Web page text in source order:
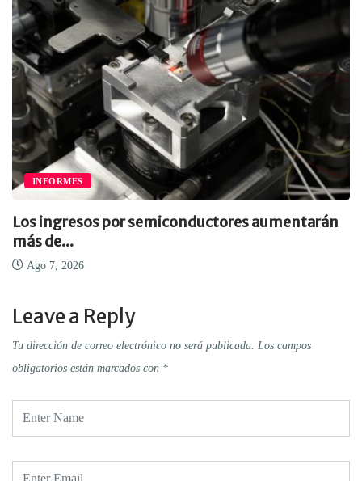
INFORMES
Los ingresos por semiconductores aumentarán
más de...
Ago 7, 2026
Leave a Reply
Tu dirección de correo electrónico no será publicada. Los campos
obligatorios están marcados con *